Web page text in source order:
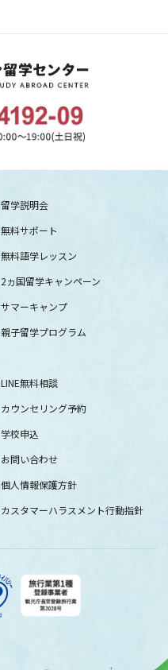
留学説明会
無料サポート
無料語学レッスン
2ヵ国留学キャンペーン
サマーキャンプ
親子留学プログラム
LINE無料相談
カウンセリング予約
学校申込
お問い合わせ
個人情報保護方針
カスタマーハラスメント行動指針